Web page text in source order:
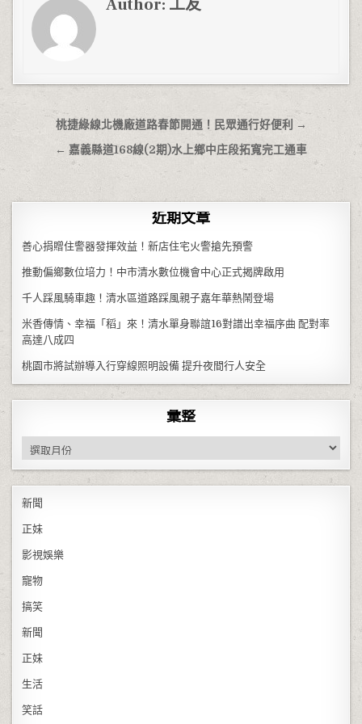
Author: 工友
文章導覽桃捷綠線北機廠道路春節開通！民眾通行好便利 →
← 嘉義縣道168線(2期)水上鄉中庄段拓寬完工通車
近期文章
善心捐贈住警器發揮效益！新店住宅火警搶先預警
推動偏鄉數位培力！中市清水數位機會中心正式揭牌啟用
千人踩風騎車趣！清水區道路踩風親子嘉年華熱鬧登場
米香傳情、幸福「稻」來！清水單身聯誼16對譜出幸福序曲 配對率
高達八成四
桃園市將試辦導入行穿線照明設備 提升夜間行人安全
彙整
彙整
新聞
正妹
影視娛樂
寵物
搞笑
新聞
正妹
生活
笑話